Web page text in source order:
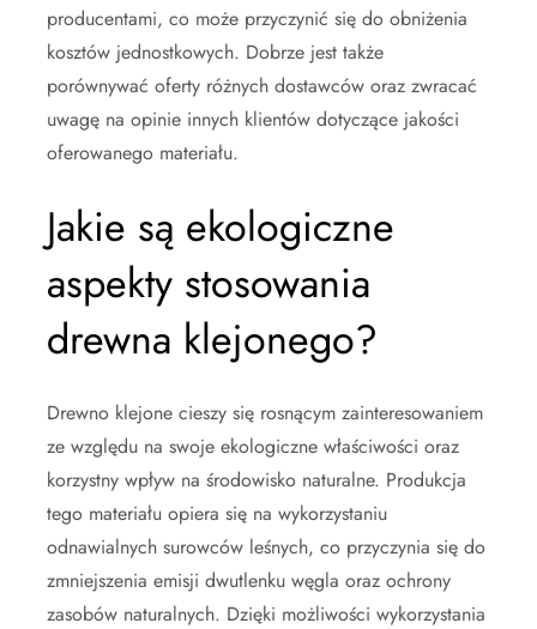
producentami, co może przyczynić się do obniżenia
kosztów jednostkowych. Dobrze jest także
porównywać oferty różnych dostawców oraz zwracać
uwagę na opinie innych klientów dotyczące jakości
oferowanego materiału.
Jakie są ekologiczne
aspekty stosowania
drewna klejonego?
Drewno klejone cieszy się rosnącym zainteresowaniem
ze względu na swoje ekologiczne właściwości oraz
korzystny wpływ na środowisko naturalne. Produkcja
tego materiału opiera się na wykorzystaniu
odnawialnych surowców leśnych, co przyczynia się do
zmniejszenia emisji dwutlenku węgla oraz ochrony
zasobów naturalnych. Dzięki możliwości wykorzystania